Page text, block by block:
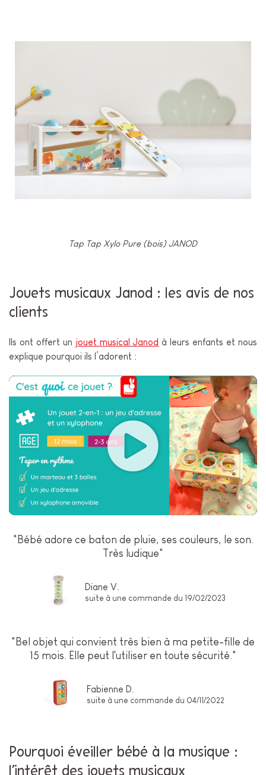
Tap Tap Xylo Pure (bois) JANOD
Jouets musicaux Janod : les avis de nos
clients
Ils ont offert un jouet musical Janod à leurs enfants et nous
explique pourquoi ils l’adorent :
"Bébé adore ce baton de pluie, ses couleurs, le son.
Très ludique"
Diane V.
suite à une commande du 19/02/2023
"Bel objet qui convient très bien à ma petite-fille de
15 mois. Elle peut l'utiliser en toute sécurité."
Fabienne D.
suite à une commande du 04/11/2022
Pourquoi éveiller bébé à la musique :
l’intérêt des jouets musicaux